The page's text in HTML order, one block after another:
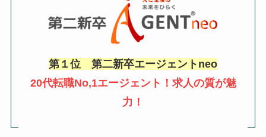
第１位 第二新卒エージェントneo
20代転職No,1エージェント！求人の質が魅
力！